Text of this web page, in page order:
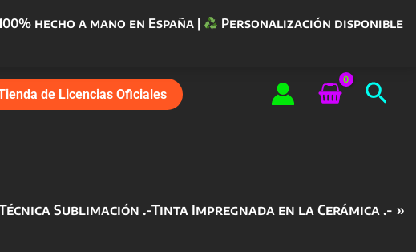
hecho a mano en España |
Personalización disponible
de Licencias Oficiales
Sublimación .-Tinta Impregnada en la Cerámica .-